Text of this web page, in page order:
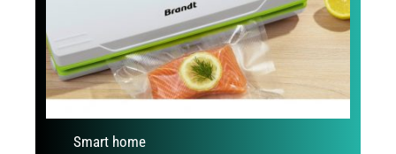
Smart home